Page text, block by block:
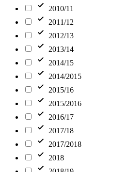
2010/11
2011/12
2012/13
2013/14
2014/15
2014/2015
2015/16
2015/2016
2016/17
2017/18
2017/2018
2018